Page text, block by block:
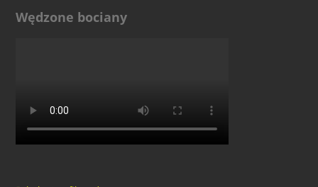
Wędzone bociany